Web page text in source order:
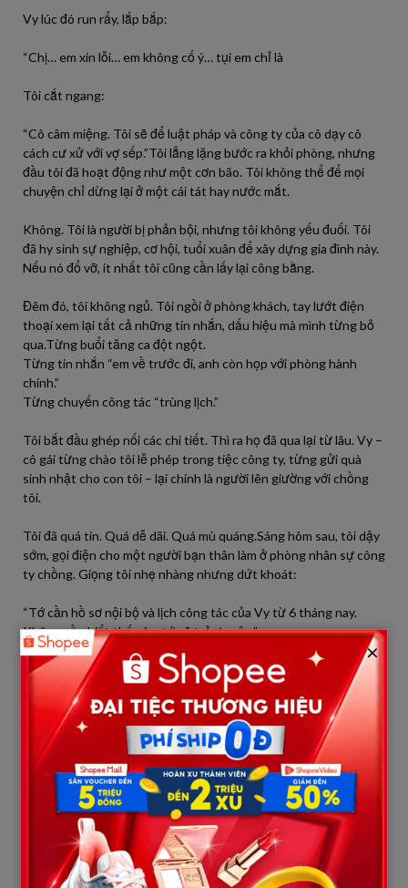
Vy lúc đó run rẩy, lắp bắp:
“Chị… em xin lỗi… em không cố ý… tụi em chỉ là
Tôi cắt ngang:
“Cô câm miệng. Tôi sẽ để luật pháp và công ty của cô dạy cô
cách cư xử với vợ sếp.”Tôi lẳng lặng bước ra khỏi phòng, nhưng
đầu tôi đã hoạt động như một cơn bão. Tôi không thể để mọi
chuyện chỉ dừng lại ở một cái tát hay nước mắt.
Không. Tôi là người bị phản bội, nhưng tôi không yếu đuối. Tôi
đã hy sinh sự nghiệp, cơ hội, tuổi xuân để xây dựng gia đình này.
Nếu nó đổ vỡ, ít nhất tôi cũng cần lấy lại công bằng.
Đêm đó, tôi không ngủ. Tôi ngồi ở phòng khách, tay lướt điện
thoại xem lại tất cả những tin nhắn, dấu hiệu mà mình từng bỏ
qua.Từng buổi tăng ca đột ngột.
Từng tin nhắn “em về trước đi, anh còn họp với phòng hành
chính.”
Từng chuyến công tác “trùng lịch.”
Tôi bắt đầu ghép nối các chi tiết. Thì ra họ đã qua lại từ lâu. Vy –
cô gái từng chào tôi lễ phép trong tiệc công ty, từng gửi quà
sinh nhật cho con tôi – lại chính là người lên giường với chồng
tôi.
Tôi đã quá tin. Quá dễ dãi. Quá mù quáng.Sáng hôm sau, tôi dậy
sớm, gọi điện cho một người bạn thân làm ở phòng nhân sự công
ty chồng. Giọng tôi nhẹ nhàng nhưng dứt khoát:
“Tớ cần hồ sơ nội bộ và lịch công tác của Vy từ 6 tháng nay.
Không cần biết thế nào, tớ sẽ trả ơn cậu.”
Bạn tôi hơi ngập ngừng, nhưng rồi đồng ý. Đến trưa, tôi đã có
bản sao lịch trình, xác nhận một số chuyến công tác trùng khớp
giữa Vy và Thành – dù về lý không liên quan gì nhau.
Tôi sao lưu tất cả dữ liệu. Gửi một bản vào email cá nhân, một
bản vào USB, một bản vào drive riêng – phòng trường hợp có
chuyện.
Rồi tôi gọi cho Thành.
“Anh có 3 ngày để giải quyết mọi chuyện. Đừng nói chuyện với
tôi nếu không nghiêm túc.”
×